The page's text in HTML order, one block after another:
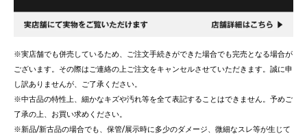
※実店舗でも併売しているため、ご注文手続きができた場合でも完売となる場合が
ございます。その際はご連絡の上ご注文をキャンセルさせていただきます。誠に申
し訳ありませんが、ご了承ください。
※中古品の特性上、細かなキズや汚れ等を全て表記することはできません。予めご
了承の上、お買い求めください。
※新品/新古品の場合でも、保管/展示時に多少のダメージ、微細なスレ等が生じて